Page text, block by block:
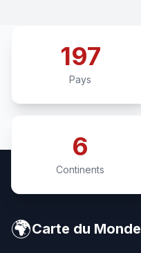
197
Pays
6
Continents
🌍Carte du Monde